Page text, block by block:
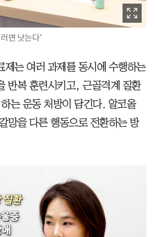
면 낫는다'
제는 여러 과제를 동시에 수행하는
반복 훈련시키고, 근골격계 질환
는 운동 처방이 담긴다. 알코올
망을 다른 행동으로 전환하는 방